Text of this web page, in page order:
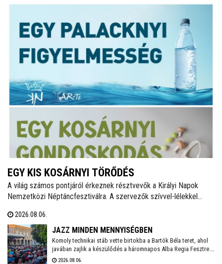
EGY KIS KOSÁRNYI TÖRŐDÉS
A világ számos pontjáról érkeznek résztvevők a Királyi Napok
Nemzetközi Néptáncfesztiválra. A szervezők szívvel-lélekkel
magyaros finomságokat. Zöldségekkel, gyümölcsökkel, egyéb
alapanyagokkal bárki hozzájárulhat a kezdeményezés sikeréhez, a
gyűjtés augusztus 10-én, hétfőn kezdődik a Táncházban.
2026.08.06.
JAZZ MINDEN MENNYISÉGBEN
Komoly technikai stáb vette birtokba a Bartók Béla teret, ahol
javában zajlik a készülődés a háromnapos Alba Regia Fesztre.
Péntek estétől vasárnap estig a jazz számos formája
2026.08.06.